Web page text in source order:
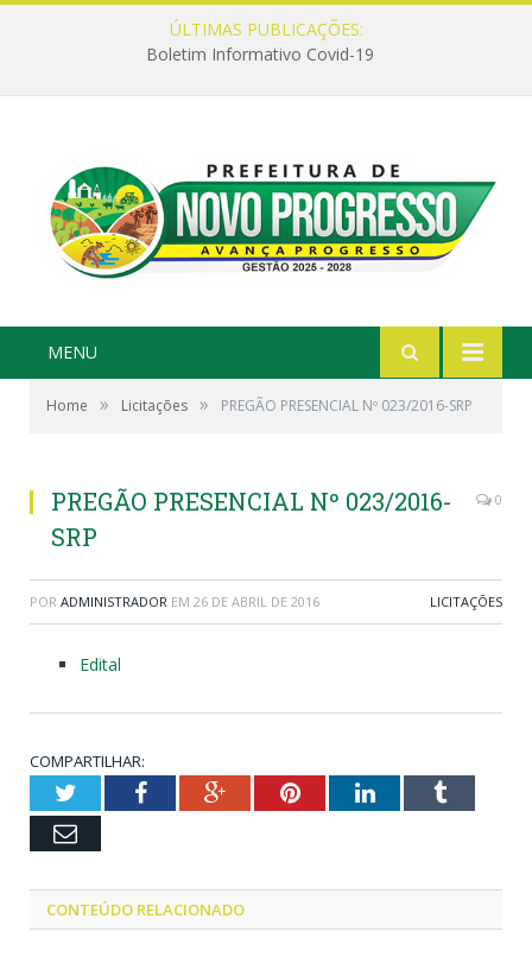
ÚLTIMAS PUBLICAÇÕES:
Boletim Informativo Covid-19
MENU
Home » Licitações » PREGÃO PRESENCIAL Nº 023/2016-SRP
PREGÃO PRESENCIAL Nº 023/2016-
SRP
0
POR ADMINISTRADOR EM 26 DE ABRIL DE 2016 LICITAÇÕES
Edital
COMPARTILHAR:
TwitterFacebookGoogle+PinterestLinkedInTumblr
Email
CONTEÚDO RELACIONADO